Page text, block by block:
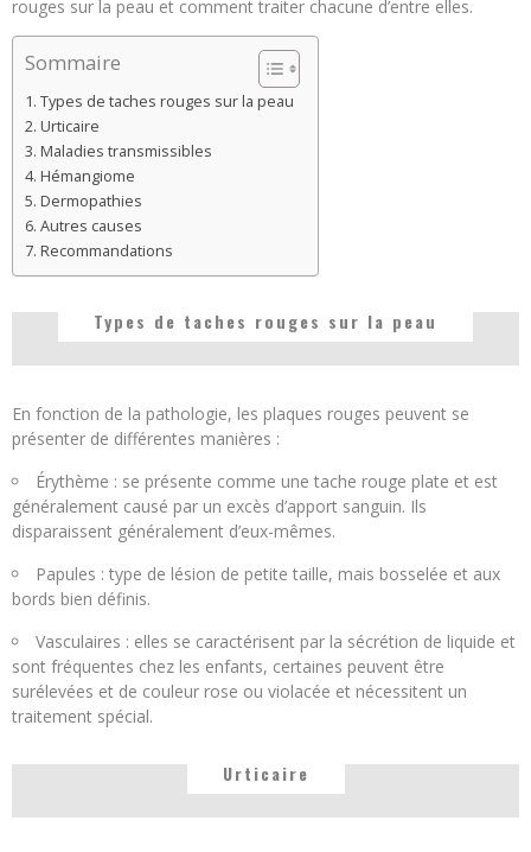
rouges sur la peau et comment traiter chacune d’entre elles.
Sommaire
Types de taches rouges sur la peau
Urticaire
Maladies transmissibles
Hémangiome
Dermopathies
Autres causes
Recommandations
Types de taches rouges sur la peau
En fonction de la pathologie, les plaques rouges peuvent se
présenter de différentes manières :
Érythème : se présente comme une tache rouge plate et est
généralement causé par un excès d’apport sanguin. Ils
disparaissent généralement d’eux-mêmes.
Papules : type de lésion de petite taille, mais bosselée et aux
bords bien définis.
Vasculaires : elles se caractérisent par la sécrétion de liquide et
sont fréquentes chez les enfants, certaines peuvent être
surélevées et de couleur rose ou violacée et nécessitent un
traitement spécial.
Urticaire